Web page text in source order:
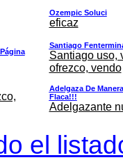
Ozempic Soluci
eficaz
Santiago
Santiago uso,
ofrezco, vendo
Adelgaza De
Flaca!!!
Adelgazante
el